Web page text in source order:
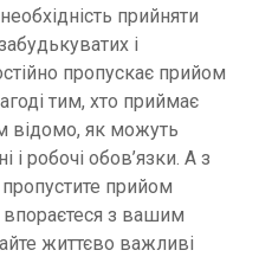
прийняти
і
пропускає прийом
тим, хто приймає
відомо, як можуть
і робочі обов’язки. А з
прийом
впораєтеся з вашим
життєво важливі